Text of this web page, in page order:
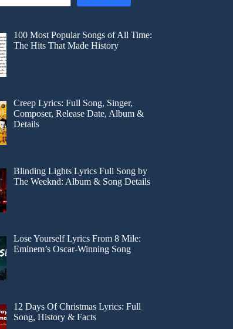
100 Most Popular Songs of All Time:
The Hits That Made History
Creep Lyrics: Full Song, Singer,
Composer, Release Date, Album &
Details
Blinding Lights Lyrics Full Song by
The Weeknd: Album & Song Details
Lose Yourself Lyrics From 8 Mile:
Eminem’s Oscar-Winning Song
12 Days Of Christmas Lyrics: Full
Song, History & Facts